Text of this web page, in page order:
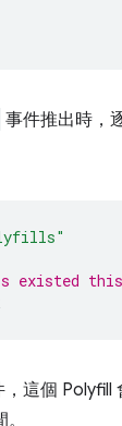
事件推出時，
this
，這個 Polyfill